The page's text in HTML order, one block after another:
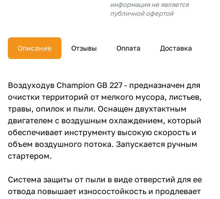
информация не является
публичной офертой
Описание Отзывы Оплата Доставка
Воздуходув Champion GB 227 - предназначен для
очистки территорий от мелкого мусора, листьев,
травы, опилок и пыли. Оснащен двухтактным
двигателем с воздушным охлаждением, который
обеспечивает инструменту высокую скорость и
объем воздушного потока. Запускается ручным
стартером.
Система защиты от пыли в виде отверстий для ее
отвода повышает износостойкость и продлевает
недели
plait.ru